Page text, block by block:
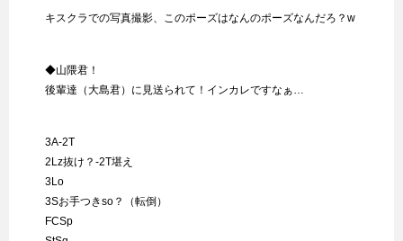
キスクラでの写真撮影、このポーズはなんのポーズなんだろ？w
◆山隈君！
後輩達（大島君）に見送られて！インカレですなぁ…
3A-2T
2Lz抜け？-2T堪え
3Lo
3Sお手つきso？（転倒）
FCSp